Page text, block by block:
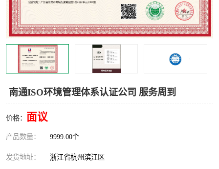
南通ISO环境管理体系认证公司 服务周到
价格： 面议
产品数量： 9999.00个
发货地址： 浙江省杭州滨江区
交通运输服务认证 CCRC认证
ISO9001认证 ISO14001认证
ISO认证 OHSAS18001认证
iso22000认证
ISO27001信息安全认证